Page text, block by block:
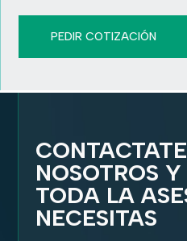
PEDIR COTIZACIÓN
NOSOTROS
TODA LA
NECESITAS